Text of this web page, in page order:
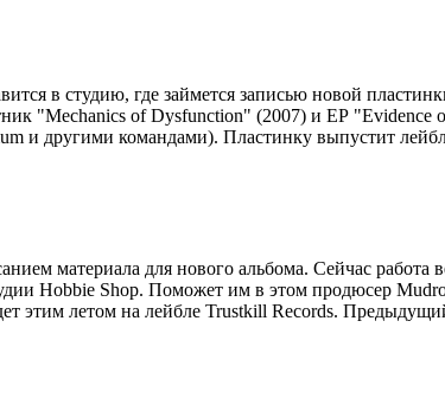
в студию, где займется записью новой
"Mechanics of Dysfunction" (2007) и ЕР "Evidence
и другими командами). Пластинку выпустит
материала для нового альбома. Сейчас работа
Hobbie Shop. Поможет им в этом продюсер
этим летом на лейбле Trustkill Records.